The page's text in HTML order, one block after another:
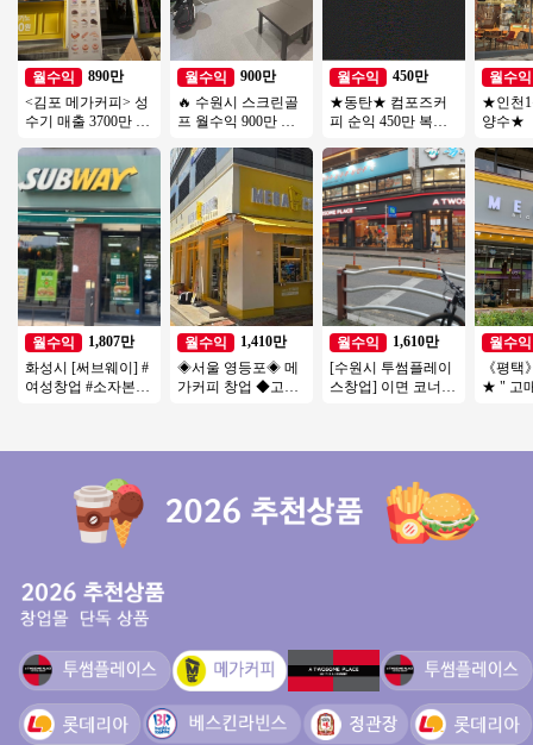
월수익
890만
<김포 메가커피> 성
수기 매출 3700만 신
수하세요
월수익
1,807만
화성시 [써브웨이] #
여성창업 #소자본창
월수익
900만
🔥 수원시 스크린골
프 월수익 900만 ▶
환급성○
월수익
1,410만
◈서울 영등포◈ 메
가커피 창업 ◆고수
월수익
450만
★동탄★ 컴포즈커
피 순익 450만 복합
보창업/여성창업/소
자본창업
월수익
1,610만
[수원시 투썸플레이
스창업] 이면 코너자
월수익
★인천1
양수★
썸 양도
월수익
《평
★ " 고